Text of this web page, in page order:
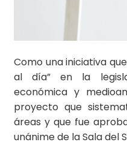
Como una iniciativa
al día” en la
económica y
proyecto que
áreas y que fue
unánime de la Sala del